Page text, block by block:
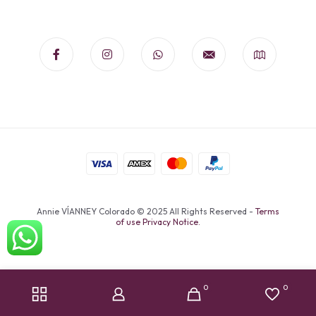
Annie VÍANNEY Colorado © 2025 All Rights Reserved - Terms
of use Privacy Notice.
0 0